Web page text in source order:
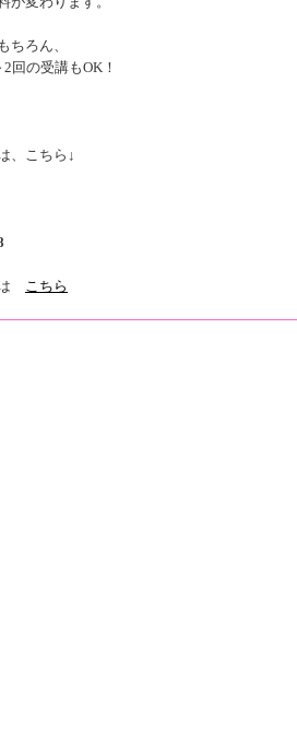
ちろん、
回の受講もOK！
、こちら↓
こちら